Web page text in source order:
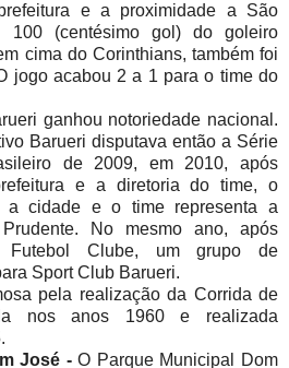
e a proximidade a São
100 (centésimo gol) do goleiro
cima do Corinthians, também foi
jogo acabou 2 a 1 para o time do
ganhou notoriedade nacional.
Barueri disputava então a Série
de 2009, em 2010, após
e a diretoria do time, o
a cidade e o time representa a
No mesmo ano, após
Futebol Clube, um grupo de
Sport Club Barueri.
pela realização da Corrida de
nos anos 1960 e realizada
José -O Parque Municipal Dom